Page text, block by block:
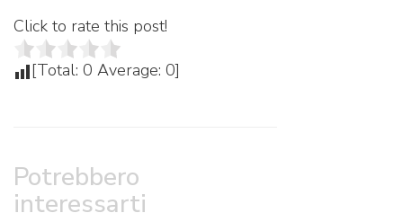
Click to rate this post!
[Total: 0 Average: 0]
Potrebbero
interessarti